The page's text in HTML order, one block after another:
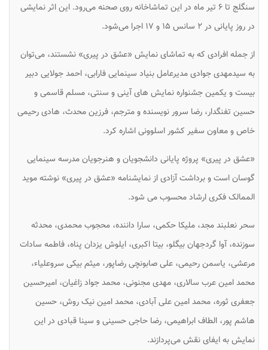
سنگلج تا ۶ تیر ماه در این تماشاخانه روی صحنه می‌رود. این اثر نمایشی
در روز پایانی در ۲ سانس ۱۵ و ۱۷ اجرا می‌شود.
از جمله افرادی که به تماشای نمایش «عشق در پیری» نشستند، می‌توان
به سیدمهدی جوادی مدیرعامل بنیاد سینمایی فارابی، احمد جولایی دبیر
بیست و یکمین جشنواره نمایش های آینی و سنتی، مسلم قاسمی و
حسین تفنگدار، رضا سرور نویسنده و مترجم، فرزین محدث، هادی رحیمی
خاص و معاون سفیر کشور اسلوونی اشاره کرد.
«عشق در پیری» پروژه پایانی دانشجویان و هنرجویان مدرسه سینمایی
گوسان است و برداشت آزادی از نمایشنامه «عشق در پیری» نوشته موید
الممالک فکری ارشاد محسوب می شود.
سحر نعلبند مجد، ملیکا حکمی، سارا داننده، محجوب محمدی، محدثه
سوزنده، آوا گردجهان بیگلو، بیتا اکبری، ایلوش یزدان پناه، فاطمه سادات
مرعشی، یاسمن رحیمی، علی صابونچی رضاپور، میثم بیکی سروعلیاء،
محمد امین عرب سالاری، مهدی مجنونی، محمد جواد زاغیان، امیرحسین
جعفری ثوره، محمد امین علی آبادی، محمد امین نیک روش، حسین
هاشم پور، الطاف ابراهیمی، رضا حاجی حسینی و سینا قبادی در این
نمایش به ایفای نقش می‌پردازند.